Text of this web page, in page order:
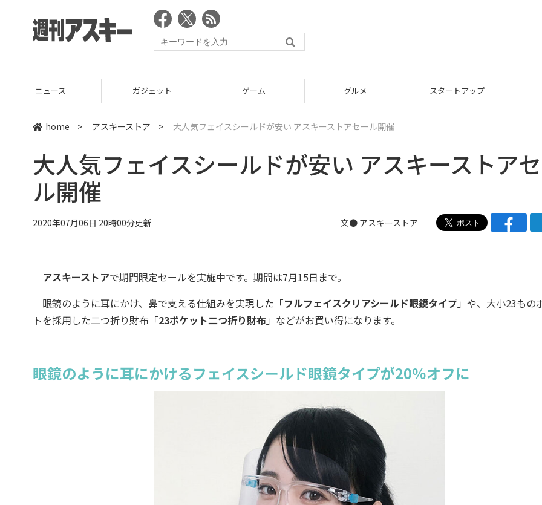
ニュース ガジェット ゲーム グルメ スタートアップ
home > アスキーストア > 大人気フェイスシールドが安い アスキーストアセール開催
大人気フェイスシールドが安い アスキーストア
ル開催
2020年07月06日 20時00分更新 文● アスキーストア
アスキーストアで期間限定セールを実施中です。期間は7月15日まで。
眼鏡のように耳にかけ、鼻で支える仕組みを実現した「フルフェイスクリアシールド眼鏡タイプ」や、大小23もの
トを採用した二つ折り財布「23ポケット二つ折り財布」などがお買い得になります。
眼鏡のように耳にかけるフェイスシールド眼鏡タイプが20％オフに